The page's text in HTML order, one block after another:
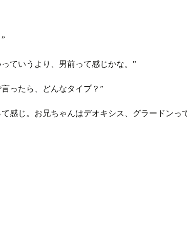
ていうより、男前って感じかな。”
ったら、どんなタイプ？”
感じ。お兄ちゃんはデオキシス、グラードンっ